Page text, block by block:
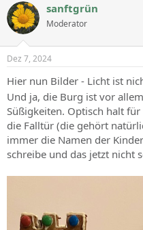
sanftgrün
Moderator
Dez 7, 2024
Hier nun Bilder - Licht ist
Und ja, die Burg ist vor
Süßigkeiten. Optisch halt
die Falltür (die gehört
immer die Namen der
schreibe und das jetzt nicht